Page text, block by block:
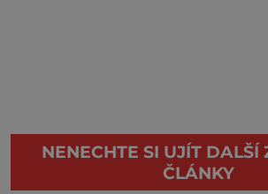
NENECHTE SI UJÍT DALŠÍ
ČLÁNKY